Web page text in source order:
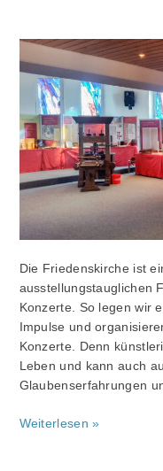
Die Friedenskirche ist
ausstellungstauglichen
Konzerte. So legen wir
Impulse und
Konzerte. Denn
Leben und kann auch
Glaubenserfahrungen
Ausstellungen
Konzerte
Weiterlesen »